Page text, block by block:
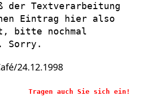
der Textverarbeitung
Eintrag hier also
bitte nochmal
Sorry.
24.12.1998
Tragen auch Sie sich ein!